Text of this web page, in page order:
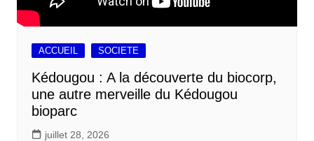
ACCUEIL SOCIETE
Kédougou : A la découverte du biocorp,
une autre merveille du Kédougou
bioparc
juillet 28, 2026